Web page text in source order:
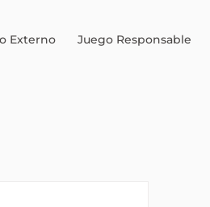
Externo Juego Responsable